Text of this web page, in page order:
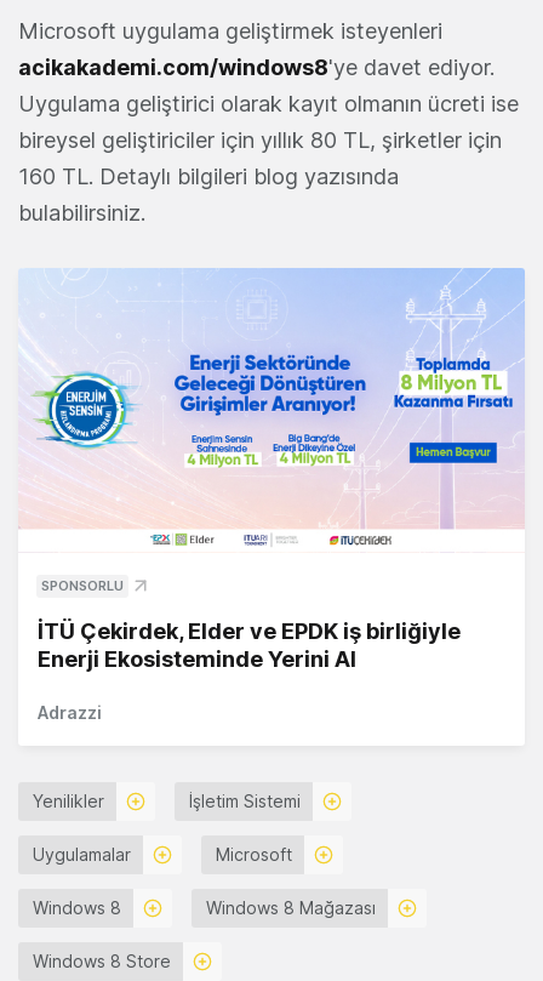
Microsoft uygulama geliştirmek isteyenleri
acikakademi.com/windows8'ye davet ediyor.
Uygulama geliştirici olarak kayıt olmanın ücreti ise
bireysel geliştiriciler için yıllık 80 TL, şirketler için
160 TL. Detaylı bilgileri blog yazısında
bulabilirsiniz.
SPONSORLU
İTÜ Çekirdek, Elder ve EPDK iş birliğiyle
Enerji Ekosisteminde Yerini Al
Adrazzi
Yenilikler İşletim Sistemi
Uygulamalar Microsoft
Windows 8 Windows 8 Mağazası
Windows 8 Store